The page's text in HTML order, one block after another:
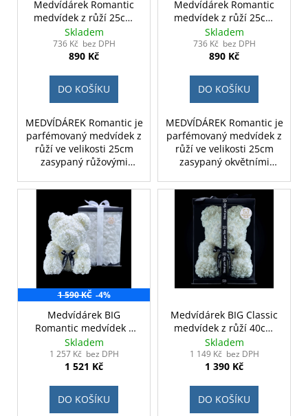
Medvídárek Romantic
medvídek z růží 25cm
dárkově balený - růžový
zasypaný růžovými
lístky
Skladem
736 Kč bez DPH
890 Kč
DO KOŠÍKU
MEDVÍDÁREK Romantic je
parfémovaný medvídek z
růží ve velikosti 25cm
zasypaný růžovými
zavázaný luxusní růžovou
stuhou. Medvídek z růží
Romantic je ideálním
dárkem pro ženu na
Valentýna, narozeniny,
výročí či MDŽ.
Medvídárek Romantic
medvídek z růží 25cm
dárkově balený - rudý
zasypaný tmavě
červenými lístky
Skladem
736 Kč bez DPH
890 Kč
DO KOŠÍKU
MEDVÍDÁREK Romantic je
parfémovaný medvídek z
růží ve velikosti 25cm
zasypaný okvětními
třech barvách, tmavě
červená, růžová a bílá.
Medvídek z růží
Romantic je ideálním
dárkem pro ženu na
valentýna, narozeniny či
jako svatební dekorace.
1 590 KČ -4%
Medvídárek BIG
Romantic medvídek z
růží 40cm dárkově
balený - bílý
Skladem
1 257 Kč bez DPH
1 521 Kč
DO KOŠÍKU
Medvídárek BIG Classic
medvídek z růží 40cm
dárkově balený - bílý
Skladem
1 149 Kč bez DPH
1 390 Kč
DO KOŠÍKU